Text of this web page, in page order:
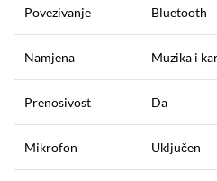
Povezivanje Bluetooth
Namjena Muzika i
Prenosivost Da
Mikrofon Uključen